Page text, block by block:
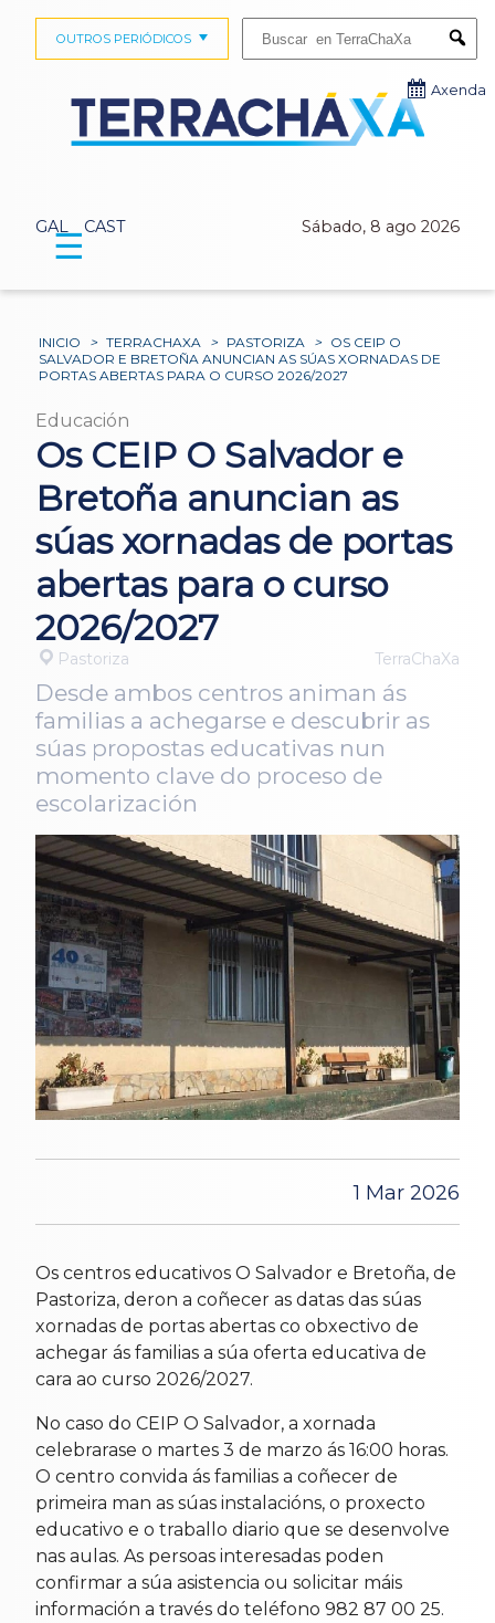
GAL CAST Sábado, 8 ago 2026
OUTROS PERIÓDICOS
Axenda
☰
INICIO > TERRACHAXA > PASTORIZA > OS CEIP O
SALVADOR E BRETOÑA ANUNCIAN AS SÚAS XORNADAS DE
PORTAS ABERTAS PARA O CURSO 2026/2027
Educación
Os CEIP O Salvador e
Bretoña anuncian as
súas xornadas de portas
abertas para o curso
2026/2027
Pastoriza TerraChaXa
Desde ambos centros animan ás
familias a achegarse e descubrir as
súas propostas educativas nun
momento clave do proceso de
escolarización
1 Mar 2026
Os centros educativos O Salvador e Bretoña, de
Pastoriza, deron a coñecer as datas das súas
xornadas de portas abertas co obxectivo de
achegar ás familias a súa oferta educativa de
cara ao curso 2026/2027.
No caso do CEIP O Salvador, a xornada
celebrarase o martes 3 de marzo ás 16:00 horas.
O centro convida ás familias a coñecer de
primeira man as súas instalacións, o proxecto
educativo e o traballo diario que se desenvolve
nas aulas. As persoas interesadas poden
confirmar a súa asistencia ou solicitar máis
información a través do teléfono 982 87 00 25.